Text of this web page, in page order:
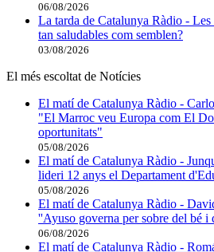
06/08/2026
La tarda de Catalunya Ràdio - Les
tan saludables com semblen?
03/08/2026
El més escoltat de Notícies
El matí de Catalunya Ràdio -
"El Marroc veu Europa com El
oportunitats"
05/08/2026
El matí de Catalunya Ràdio -
lideri 12 anys el Departament
05/08/2026
El matí de Catalunya Ràdio -
''Ayuso governa per sobre del bé i
06/08/2026
El matí de Catalunya Ràdio -